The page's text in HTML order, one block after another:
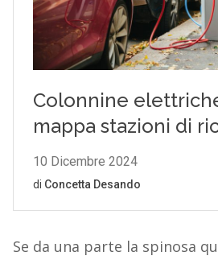
Se da una parte la spinosa